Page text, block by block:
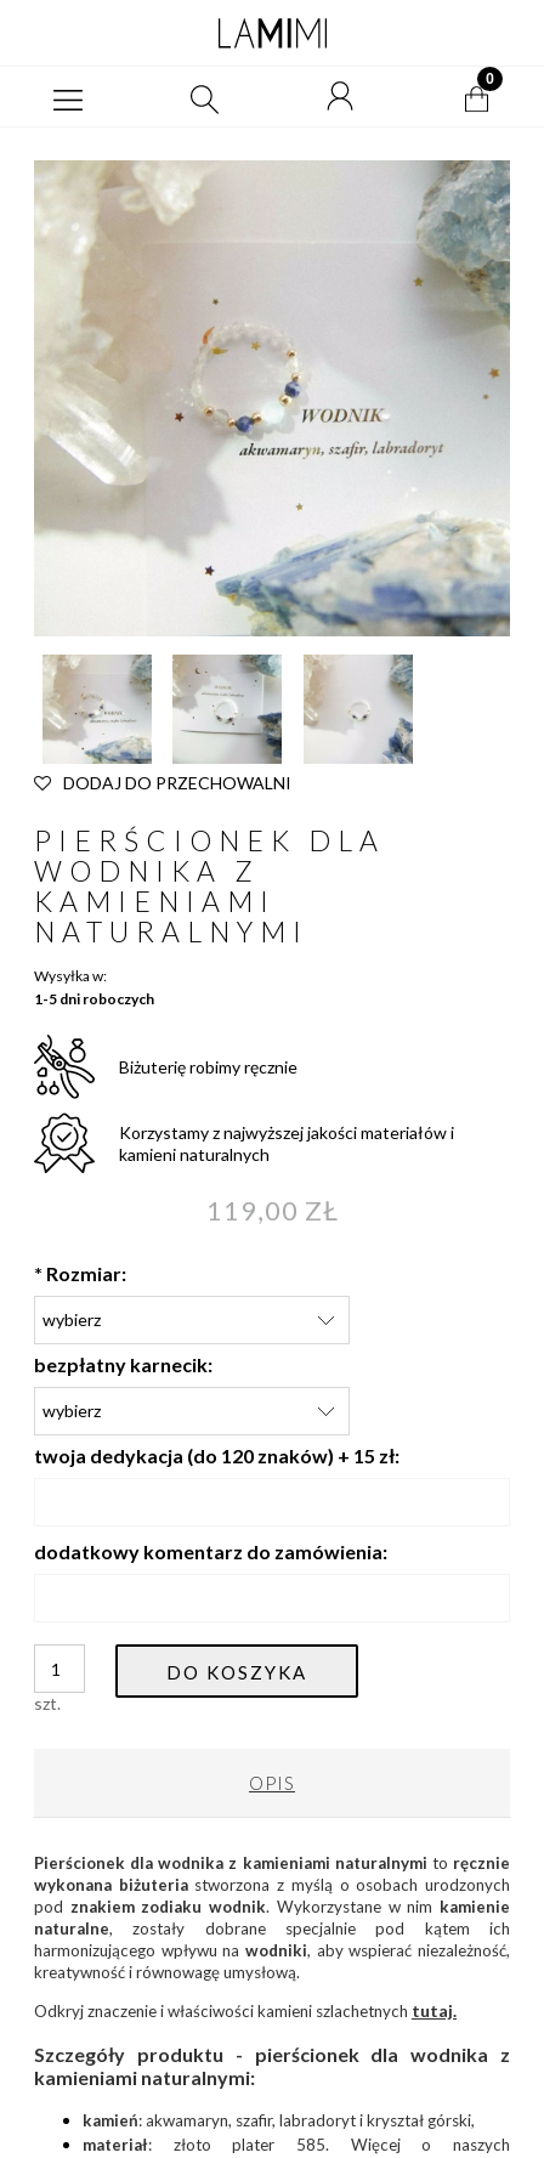
DODAJ DO PRZECHOWALNI
PIERŚCIONEK DLA
WODNIKA Z
KAMIENIAMI
NATURALNYMI
Wysyłka w:
1-5 dni roboczych
Biżuterię robimy ręcznie
Korzystamy z najwyższej jakości materiałów i
kamieni naturalnych
119,00 ZŁ
* Rozmiar:
bezpłatny karnecik:
twoja dedykacja (do 120 znaków) + 15 zł:
dodatkowy komentarz do zamówienia:
szt.
DO KOSZYKA
OPIS
Pierścionek dla wodnika z kamieniami naturalnymi to ręcznie
wykonana biżuteriastworzona z myślą o osobach urodzonych
pod znakiem zodiaku wodnik. Wykorzystane w nim kamienie
naturalne, zostały dobrane specjalnie pod kątem ich
harmonizującego wpływu na wodniki, aby wspierać niezależność,
kreatywność i równowagę umysłową.
Odkryj znaczenie i właściwości kamieni szlachetnych tutaj.
Szczegóły produktu - pierścionek dla wodnika z
kamieniami naturalnymi:
kamień: akwamaryn, szafir, labradoryt i kryształ górski,
materiał: złoto plater 585. Więcej o naszych